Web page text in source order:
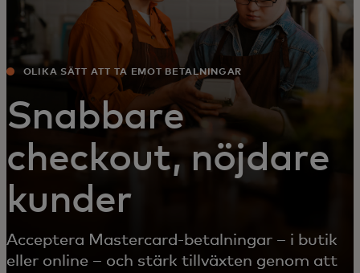
OLIKA SÄTT ATT TA EMOT BETALNINGAR
Snabbare
checkout, nöjdare
kunder
Acceptera Mastercard-betalningar – i butik
eller online – och stärk tillväxten genom att